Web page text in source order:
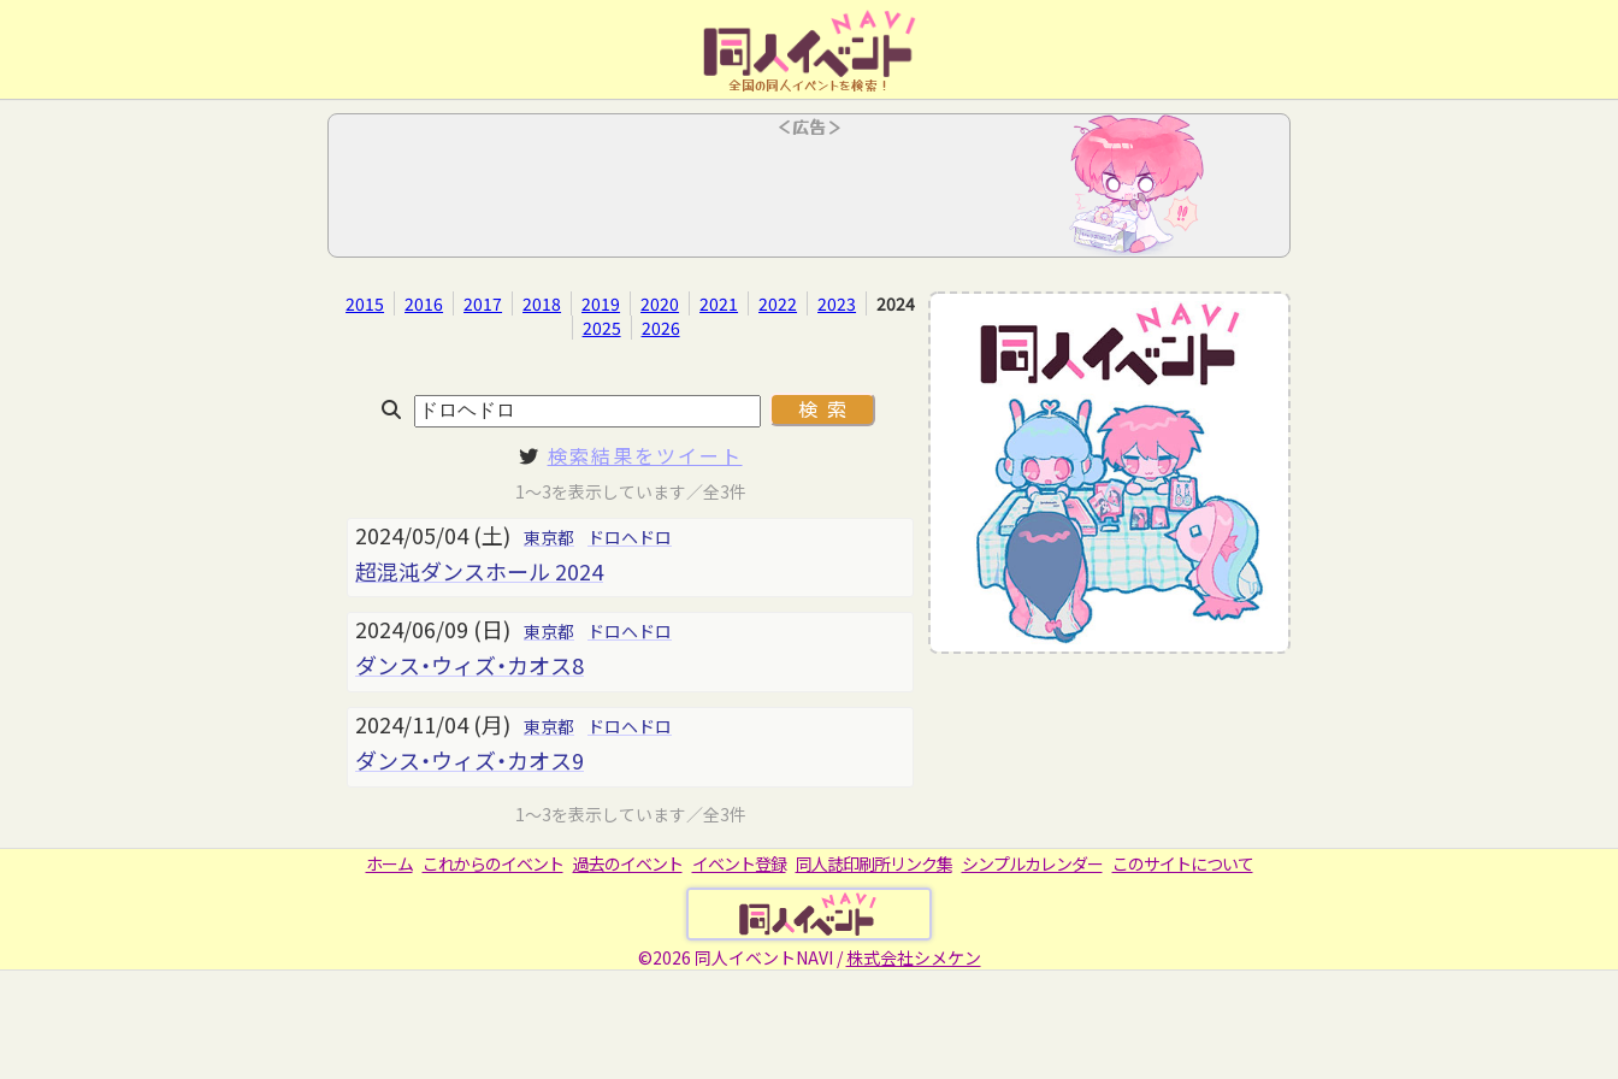
全国の同人イベントを検索！
＜広告＞
2015 2016 2017 2018 2019 2020 2021 2022 2023
2024
2025
2026
検索結果をツイート
1～3を表示しています／全3件
2024/05/04 (土) 東京都 ドロヘドロ
超混沌ダンスホール 2024
2024/06/09 (日) 東京都 ドロヘドロ
ダンス・ウィズ・カオス8
2024/11/04 (月) 東京都 ドロヘドロ
ダンス・ウィズ・カオス9
1～3を表示しています／全3件
ホーム これからのイベント 過去のイベント イベント登録 同人誌印刷所リンク集 シンプルカレンダー このサイトについて
©2026 同人イベントNAVI /株式会社シメケン